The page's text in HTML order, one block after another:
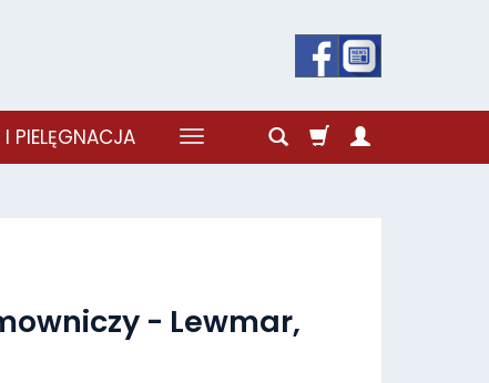
PIELĘGNACJA
- Lewmar,